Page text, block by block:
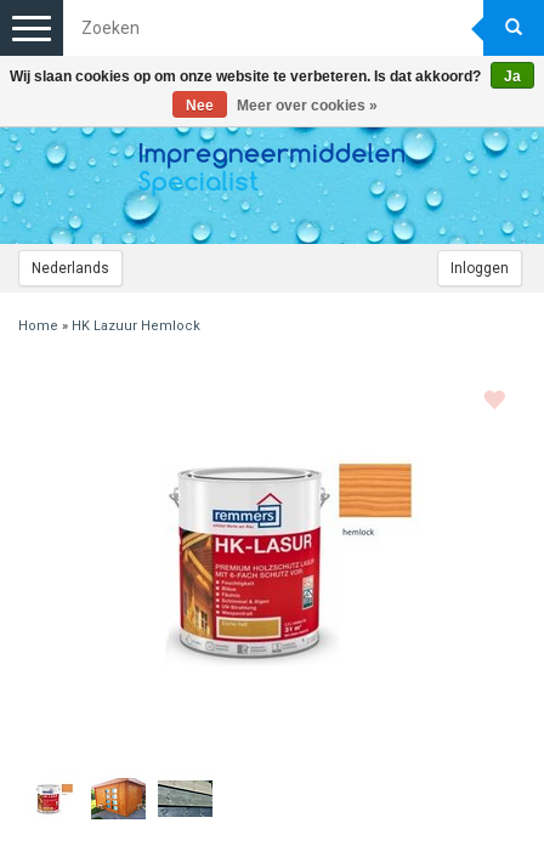
Nederlands Inloggen
Toggle
navigation
Home » HK Lazuur Hemlock
Wij slaan cookies op om onze website te verbeteren. Is dat akkoord?
Ja
Nee
Meer over cookies »